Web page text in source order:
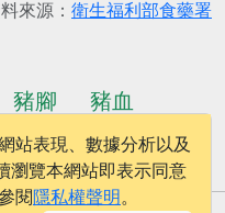
來源： 衛生福利部食藥署
豬腳
豬血
...更多食物
站表現、數據分析以及
瀏覽本網站即表示同意
閱 隱私權聲明 。